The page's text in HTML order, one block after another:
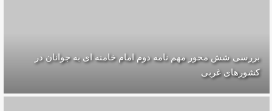
بررسی شش محور مهم نامه دوم امام خامنه ای به جوانان در
کشورهای غربی